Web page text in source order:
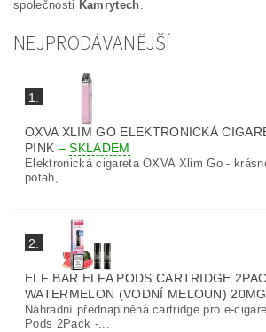
společnosti Kamrytech
NEJPRODÁVANĚJŠÍ
1.
OXVA XLIM GO ELEKTRONICKÁ
PINK –SKLADEM
Elektronická cigareta OXVA Xlim Go -
potah,...
2.
ELF BAR ELFA PODS CARTRIDGE
WATERMELON (VODNÍ MELOUN)
Náhradní přednaplněná cartridge pro e-
Pods 2Pack -...